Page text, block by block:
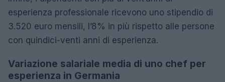
esperienza professionale ricevono uno stipendio di
3.520 euro mensili, l’8% in più rispetto alle persone
con quindici-venti anni di esperienza.
Variazione salariale media di uno chef per
esperienza in Germania